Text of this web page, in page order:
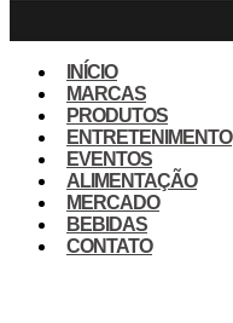
INÍCIO
MARCAS
PRODUTOS
ENTRETENIMENTO
EVENTOS
ALIMENTAÇÃO
MERCADO
BEBIDAS
CONTATO